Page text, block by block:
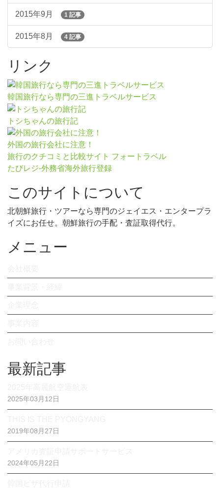
2015年9月 1 記事
2015年8月 4 記事
リンク
韓国旅行なら専門の三進トラベルサービス
トシちゃんの旅行記
外国の旅行会社に注意！
旅行のクチコミと比較サイト フォートラベル
たびレジ-外務省海外旅行登録
このサイトについて
北朝鮮旅行・ツアーなら専門のジェイエス・エンタープラ
イズにお任せ。朝鮮旅行の手配・査証取得代行。
メニュー
最新記事
2025年03月12日
2019年08月27日
2024年05月22日